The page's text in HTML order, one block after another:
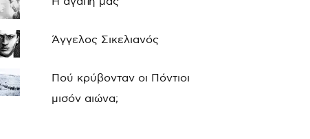
Άγγελος Σικελιανός
Πού κρύβονταν οι Πόντιοι
μισόν αιώνα;